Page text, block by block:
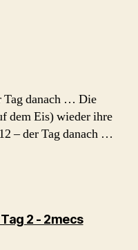
danach … Die
dem Eis) wieder ihre
– der Tag danach …
2 - 2mecssagt: